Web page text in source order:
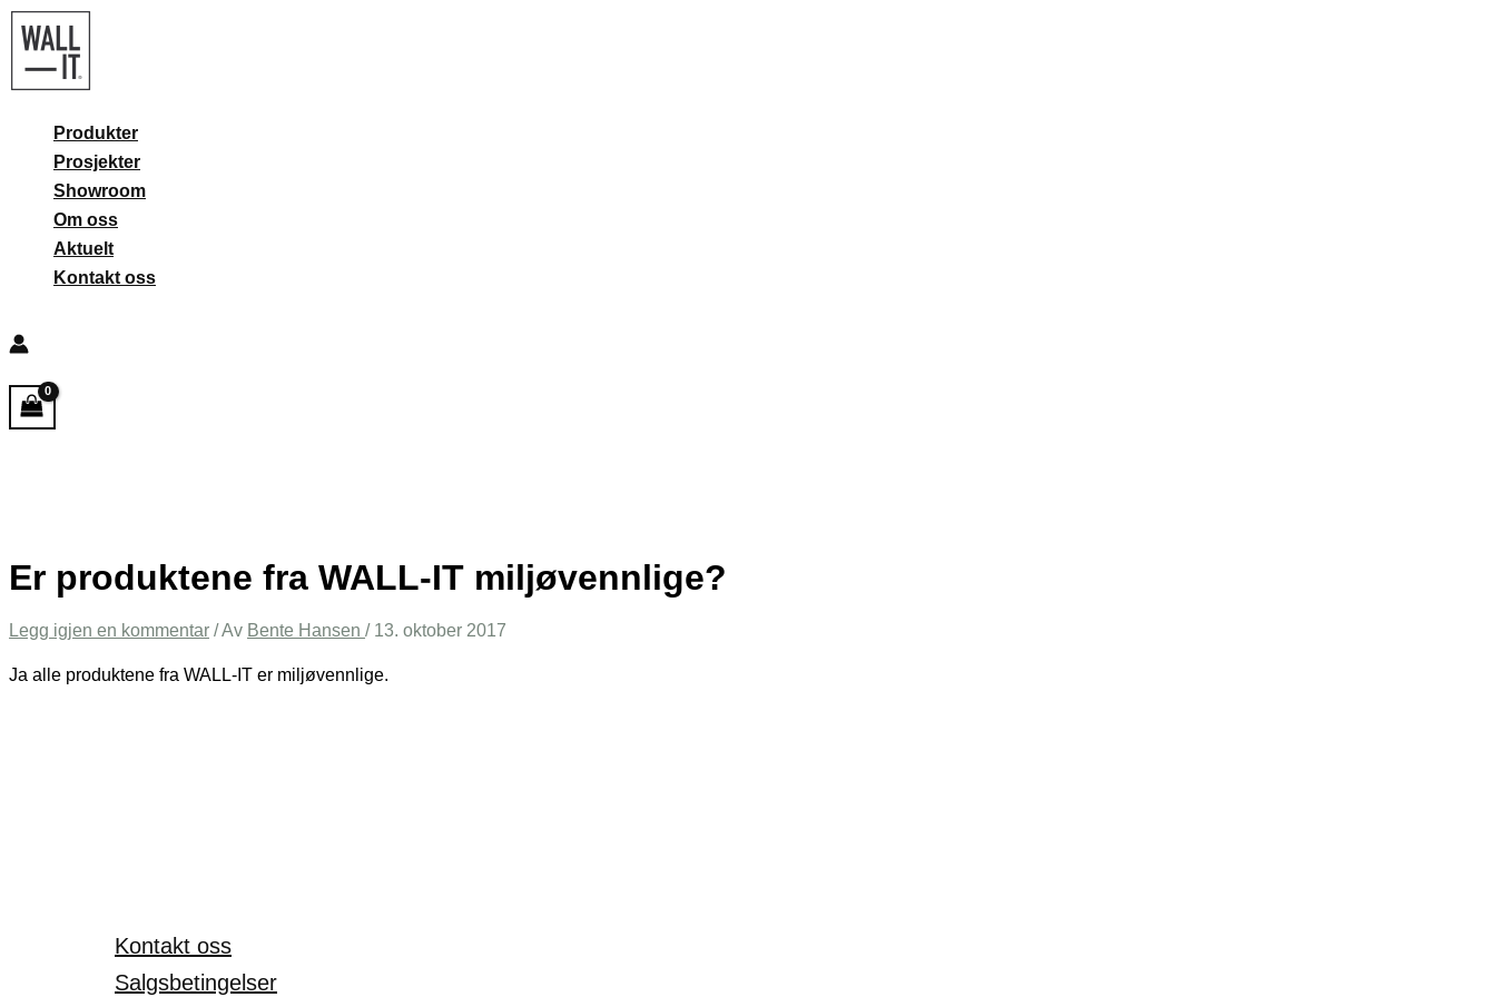
Hopp
rett
Produkter
Prosjekter
Showroom
Om oss
Aktuelt
Kontakt oss
Er produktene fra WALL-IT miljøvennlige?
Legg igjen en kommentar / Av Bente Hansen / 13. oktober 2017
Ja alle produktene fra WALL-IT er miljøvennlige.
Kontakt oss
Salgsbetingelser